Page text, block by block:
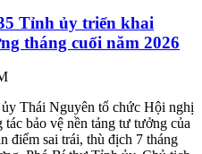
Tỉnh ủy triển khai
tháng cuối năm 2026
Thái Nguyên tổ chức Hội nghị
bảo vệ nền tảng tư tưởng của
điểm sai trái, thù địch 7 tháng